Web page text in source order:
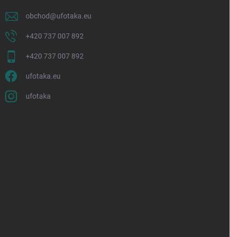
obchod@ufotaka.eu
+420 737 007 892
+420 737 007 892
ufotaka.eu
ufotaka